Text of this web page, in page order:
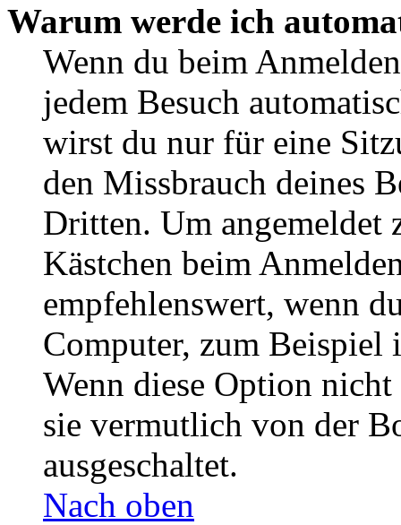
Warum werde ich
Wenn du beim
jedem Besuch
wirst du nur für eine
den Missbrauch deines
Dritten. Um angemeldet
Kästchen beim
empfehlenswert, wenn
Computer, zum Beispiel
Wenn diese Option
sie vermutlich von der
ausgeschaltet.
Nach oben